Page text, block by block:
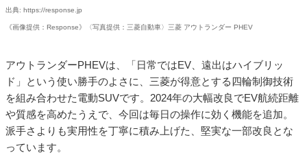
出典: https://response.jp
《画像提供：Response》〈写真提供：三菱自動車〉三菱 アウトランダー PHEV
アウトランダーPHEVは、「日常ではEV、遠出はハイブリッ
ド」という使い勝手のよさに、三菱が得意とする四輪制御技術
を組み合わせた電動SUVです。2024年の大幅改良でEV航続距離
や質感を高めたうえで、今回は毎日の操作に効く機能を追加。
派手さよりも実用性を丁寧に積み上げた、堅実な一部改良とな
っています。